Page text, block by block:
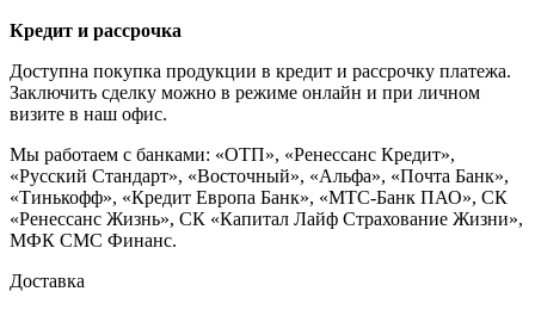
Кредит и рассрочка
Доступна покупка продукции в кредит и рассрочку платежа.
Заключить сделку можно в режиме онлайн и при личном
визите в наш офис.
Мы работаем с банками: «ОТП», «Ренессанс Кредит»,
«Русский Стандарт», «Восточный», «Альфа», «Почта Банк»,
«Тинькофф», «Кредит Европа Банк», «МТС-Банк ПАО», СК
«Ренессанс Жизнь», СК «Капитал Лайф Страхование Жизни»,
МФК СМС Финанс.
Доставка